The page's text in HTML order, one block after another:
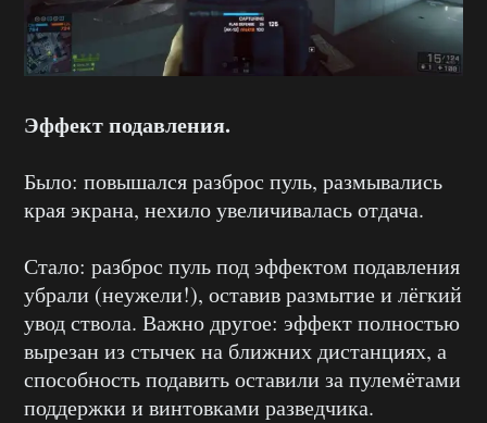
Эффект подавления.
Было: повышался разброс пуль, размывались
края экрана, нехило увеличивалась отдача.
Стало: разброс пуль под эффектом подавления
убрали (неужели!), оставив размытие и лёгкий
увод ствола. Важно другое: эффект полностью
вырезан из стычек на ближних дистанциях, а
способность подавить оставили за пулемётами
поддержки и винтовками разведчика.